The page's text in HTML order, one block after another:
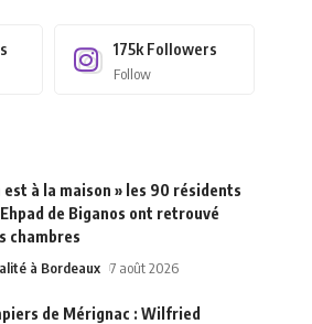
175k Followers
Follow
est à la maison » les 90 résidents
de Biganos ont retrouvé
chambres
à Bordeaux 7 août 2026
de Mérignac : Wilfried